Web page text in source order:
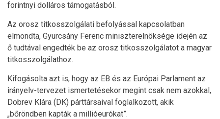
forintnyi dolláros támogatásból.
Az orosz titkosszolgálati befolyással kapcsolatban
elmondta, Gyurcsány Ferenc miniszterelnöksége idején az
ő tudtával engedték be az orosz titkosszolgálatot a magyar
titkosszolgálathoz.
Kifogásolta azt is, hogy az EB és az Európai Parlament az
irányelv-tervezet ismertetésekor megint csak nem azokkal,
Dobrev Klára (DK) párttársaival foglalkozott, akik
„bőröndben kapták a millióeurókat”.